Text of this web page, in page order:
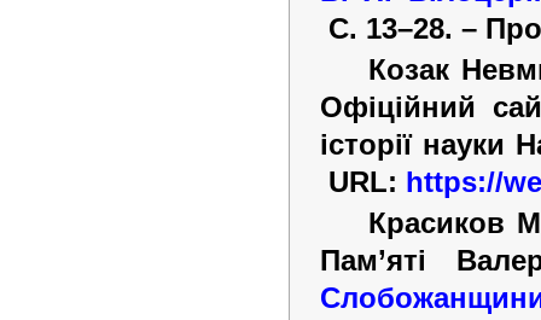
С. 13–28. –
Козак
Офіційний
історії науки
URL: https://
Красиков
Пам’яті